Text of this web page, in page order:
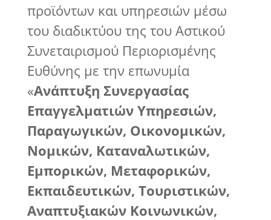
προϊόντων και υπηρεσιών μέσω
του διαδικτύου της του Αστικού
Συνεταιρισμού Περιορισμένης
Ευθύνης με την επωνυμία
«Ανάπτυξη Συνεργασίας
Επαγγελματιών Υπηρεσιών,
Παραγωγικών, Οικονομικών,
Νομικών, Καταναλωτικών,
Εμπορικών, Μεταφορικών,
Εκπαιδευτικών, Τουριστικών,
Αναπτυξιακών Κοινωνικών,